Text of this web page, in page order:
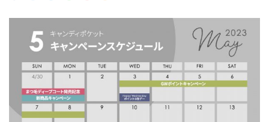
公式LINE
Instagram